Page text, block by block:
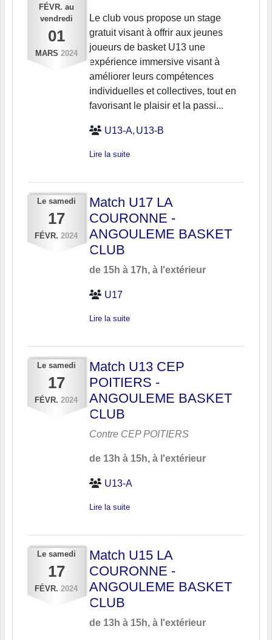
FÉVR. au
vendredi
01
MARS 2024
Le club vous propose un stage
gratuit visant à offrir aux jeunes
joueurs de basket U13 une
expérience immersive visant à
améliorer leurs compétences
individuelles et collectives, tout en
favorisant le plaisir et la passi...
U13-A U13-B
Lire la suite
Le samedi
17
FÉVR. 2024
Match U17 LA
COURONNE -
ANGOULEME BASKET
CLUB
de 15h à 17h, à l'extérieur
U17
Lire la suite
Le samedi
17
FÉVR. 2024
Match U13 CEP
POITIERS -
ANGOULEME BASKET
CLUB
Contre CEP POITIERS
de 13h à 15h, à l'extérieur
U13-A
Lire la suite
Le samedi
17
FÉVR. 2024
Match U15 LA
COURONNE -
ANGOULEME BASKET
CLUB
de 13h à 15h, à l'extérieur